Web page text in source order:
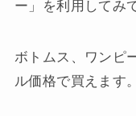
ー」を利用してみ
ボトムス、ワンピ
ル価格で買えます。